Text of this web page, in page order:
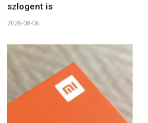
szlogent is
2026-08-06